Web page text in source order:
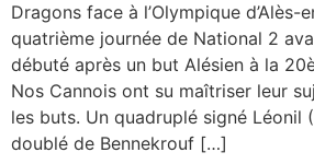
Dragons face à l’Olympique d’Alès-
quatrième journée de National 2
débuté après un but Alésien à la
Nos Cannois ont su maîtriser leur
les buts. Un quadruplé signé Léonil
doublé de Bennekrouf […]